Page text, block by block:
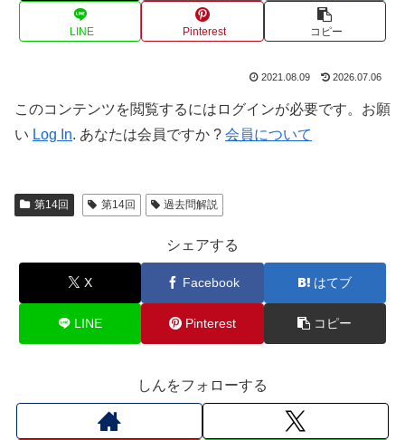
LINE Pinterest コピー
2021.08.09 2026.07.06
このコンテンツを閲覧するにはログインが必要です。お願
い Log In. あなたは会員ですか ? 会員について
第14回 第14回 過去問解説
シェアする
X Facebook はてブ
LINE Pinterest コピー
しんをフォローする